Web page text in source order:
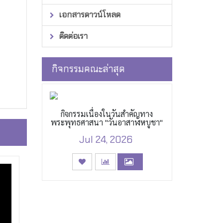
เอกสารดาวน์โหลด
ติดต่อเรา
กิจกรรมคณะล่าสุด
กิจกรรมเนื่องในวันสำคัญทาง
พระพุทธศาสนา "วันอาสาฬหบูชา"
Jul 24, 2026